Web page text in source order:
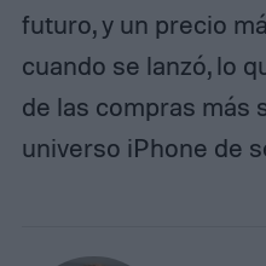
futuro, y un precio
cuando se lanzó, lo
de las compras más
universo iPhone de